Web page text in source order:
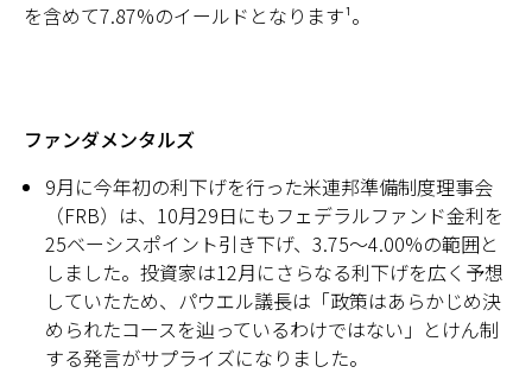
を含めて7.87%のイールドとなります¹。
ファンダメンタルズ
9月に今年初の利下げを行った米連邦準備制度理事会
（FRB）は、10月29日にもフェデラルファンド金利を
25ベーシスポイント引き下げ、3.75～4.00%の範囲と
しました。投資家は12月にさらなる利下げを広く予想
していたため、パウエル議長は「政策はあらかじめ決
められたコースを辿っているわけではない」とけん制
する発言がサプライズになりました。